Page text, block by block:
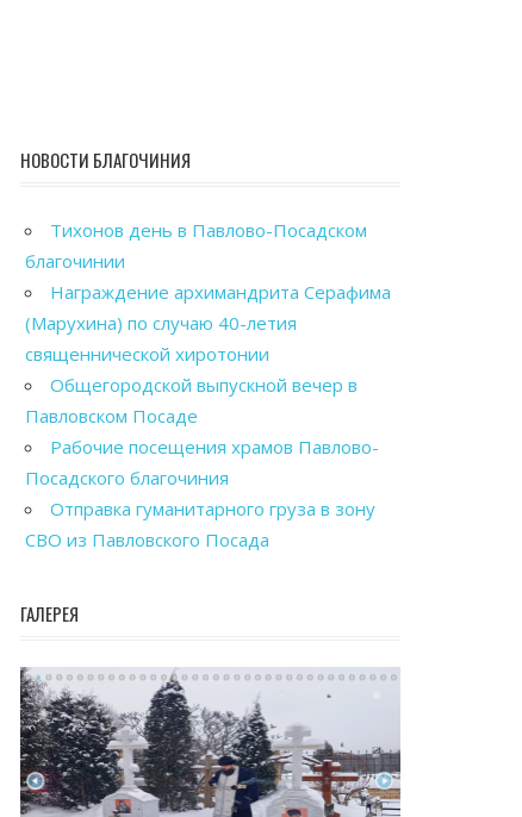
НОВОСТИ БЛАГОЧИНИЯ
Тихонов день в Павлово-Посадском
благочинии
Награждение архимандрита Серафима
(Марухина) по случаю 40-летия
священнической хиротонии
Общегородской выпускной вечер в
Павловском Посаде
Рабочие посещения храмов Павлово-
Посадского благочиния
Отправка гуманитарного груза в зону
СВО из Павловского Посада
ГАЛЕРЕЯ